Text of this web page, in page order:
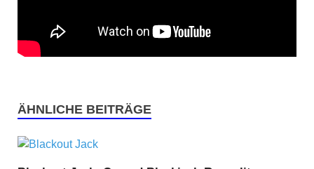
ÄHNLICHE BEITRÄGE